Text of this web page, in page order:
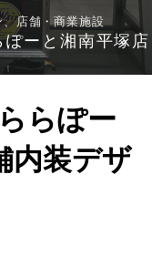
店舗・商業施設
ぽーと湘南平塚店
らぽー
内装デザ